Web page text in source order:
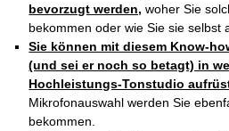
bevorzugt werden, woher Sie
bekommen oder wie Sie sie selbst
Sie können mit diesem Know-
(und sei er noch so betagt) in
Hochleistungs-Tonstudio
Mikrofonauswahl werden Sie
bekommen.